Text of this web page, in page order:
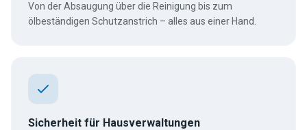
Von der Absaugung über die Reinigung bis zum
ölbeständigen Schutzanstrich – alles aus einer Hand.
Sicherheit für Hausverwaltungen